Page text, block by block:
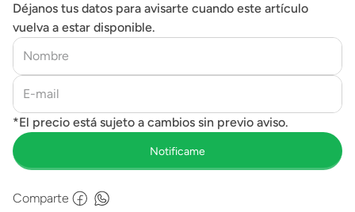
Déjanos tus datos para avisarte cuando este artículo
vuelva a estar disponible.
Comparte